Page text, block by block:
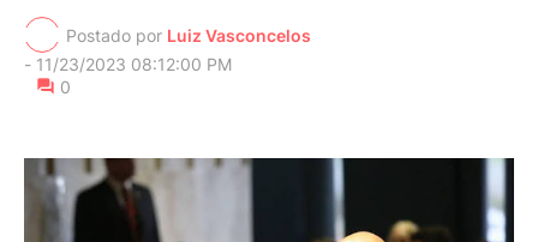
Postado por Luiz Vasconcelos
- 11/23/2023 08:12:00 PM
0